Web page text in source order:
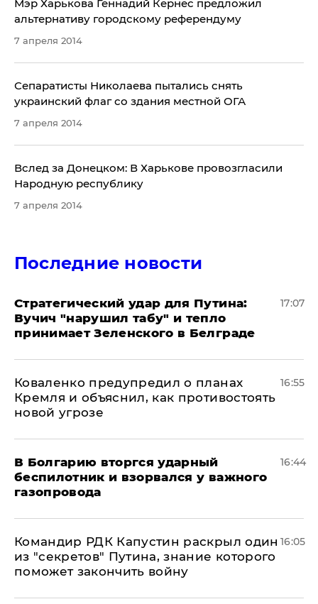
Мэр Харькова Геннадий Кернес предложил
альтернативу городскому референдуму
7 апреля 2014
Сепаратисты Николаева пытались снять
украинский флаг со здания местной ОГА
7 апреля 2014
Вслед за Донецком: В Харькове провозгласили
Народную республику
7 апреля 2014
Последние новости
Стратегический удар для Путина:
Вучич "нарушил табу" и тепло
принимает Зеленского в Белграде
17:07
Коваленко предупредил о планах
Кремля и объяснил, как противостоять
новой угрозе
16:55
В Болгарию вторгся ударный
беспилотник и взорвался у важного
газопровода
16:44
Командир РДК Капустин раскрыл один
из "секретов" Путина, знание которого
поможет закончить войну
16:05